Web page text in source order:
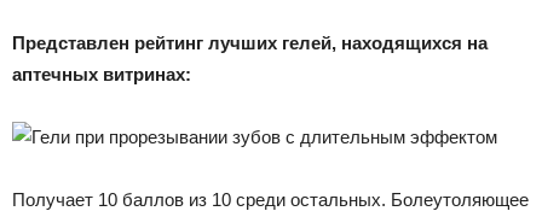
Представлен рейтинг лучших гелей, находящихся на
аптечных витринах:
Получает 10 баллов из 10 среди остальных. Болеутоляющее